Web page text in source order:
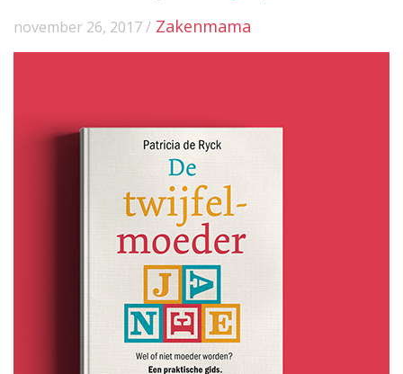
november 26, 2017 / Zakenmama